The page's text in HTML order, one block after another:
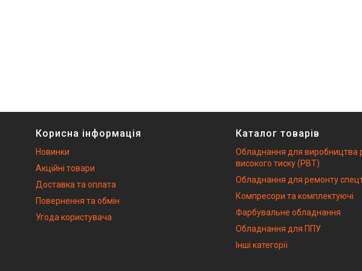
Корисна інформація
Новинки
Акційні товари
Доставка та оплата
Повернення та обмін
Угода користувача
Каталог товарів
Обладнання для виробництва
високого тиску (РВТ)
Обладнання для ремонту
Компресори та комплектуючі
Фарбувальне обладнання
Обладнання для ППУ
Інші категорії